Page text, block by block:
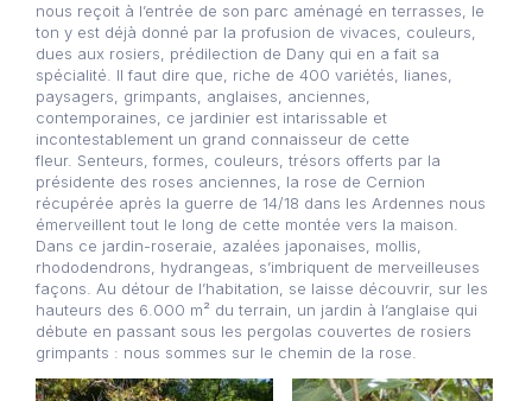
nous reçoit à l’entrée de son parc aménagé en terrasses, le
ton y est déjà donné par la profusion de vivaces, couleurs,
dues aux rosiers, prédilection de Dany qui en a fait sa
spécialité. Il faut dire que, riche de 400 variétés, lianes,
paysagers, grimpants, anglaises, anciennes,
contemporaines, ce jardinier est intarissable et
incontestablement un grand connaisseur de cette
fleur. Senteurs, formes, couleurs, trésors offerts par la
présidente des roses anciennes, la rose de Cernion
récupérée après la guerre de 14/18 dans les Ardennes nous
émerveillent tout le long de cette montée vers la maison.
Dans ce jardin-roseraie, azalées japonaises, mollis,
rhododendrons, hydrangeas, s’imbriquent de merveilleuses
façons. Au détour de l’habitation, se laisse découvrir, sur les
hauteurs des 6.000 m² du terrain, un jardin à l’anglaise qui
débute en passant sous les pergolas couvertes de rosiers
grimpants : nous sommes sur le chemin de la rose.